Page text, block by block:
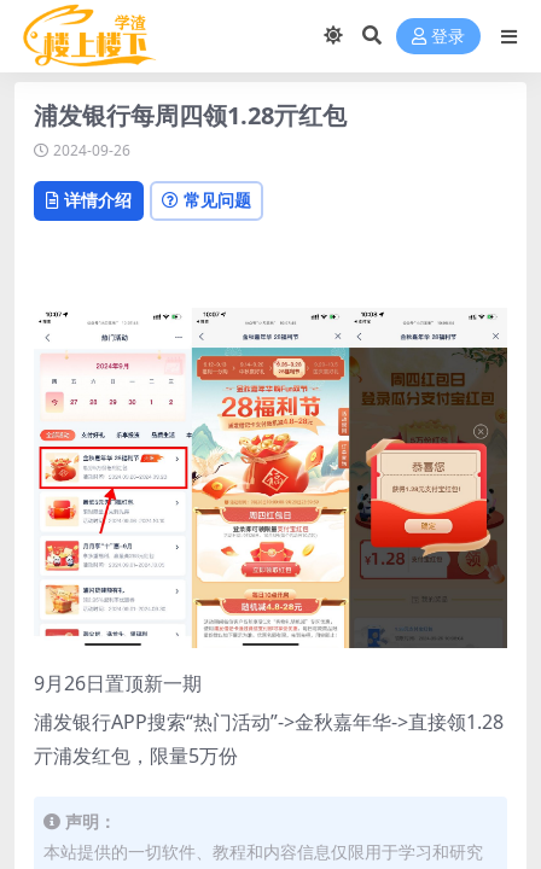
登录
浦发银行每周四领1.28亓红包
2024-09-26
详情介绍 常见问题
9月26日置顶新一期
浦发银行APP搜索“热门活动”->金秋嘉年华->直接领1.28
亓浦发红包，限量5万份
声明：
本站提供的一切软件、教程和内容信息仅限用于学习和研究